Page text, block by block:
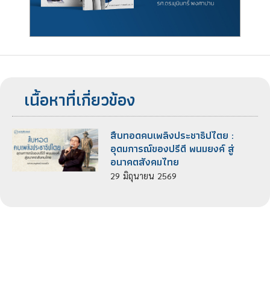
เนื้อหาที่เกี่ยวข้อง
สืบทอดคบเพลิงประชาธิปไตย :
อุดมการณ์ของปรีดี พนมยงค์ สู่
อนาคตสังคมไทย
29 มิถุนายน 2569